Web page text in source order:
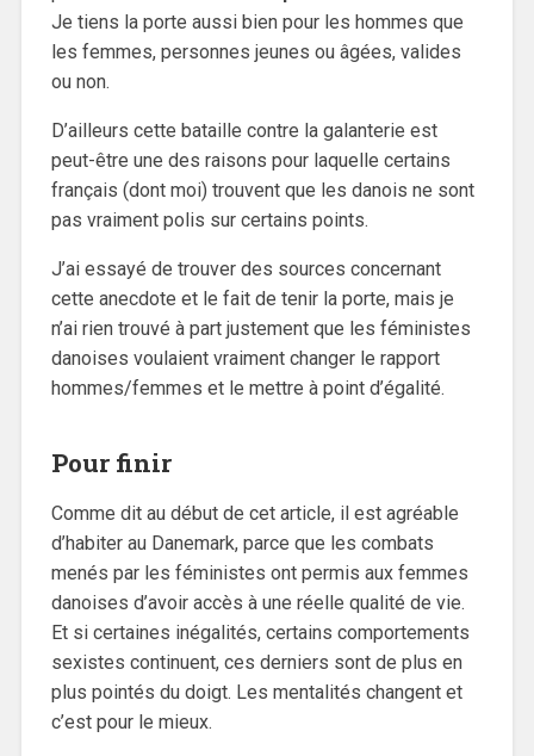
Je tiens la porte aussi bien pour les hommes que
les femmes, personnes jeunes ou âgées, valides
ou non.
D’ailleurs cette bataille contre la galanterie est
peut-être une des raisons pour laquelle certains
français (dont moi) trouvent que les danois ne sont
pas vraiment polis sur certains points.
J’ai essayé de trouver des sources concernant
cette anecdote et le fait de tenir la porte, mais je
n’ai rien trouvé à part justement que les féministes
danoises voulaient vraiment changer le rapport
hommes/femmes et le mettre à point d’égalité.
Pour finir
Comme dit au début de cet article, il est agréable
d’habiter au Danemark, parce que les combats
menés par les féministes ont permis aux femmes
danoises d’avoir accès à une réelle qualité de vie.
Et si certaines inégalités, certains comportements
sexistes continuent, ces derniers sont de plus en
plus pointés du doigt. Les mentalités changent et
c’est pour le mieux.